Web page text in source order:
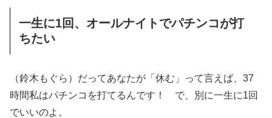
一生に1回、オールナイトでパチンコが打
ちたい
（鈴木もぐら）だってあなたが「休む」って言えば、37
時間私はパチンコを打てるんです！ で、別に一生に1回
でいいのよ。